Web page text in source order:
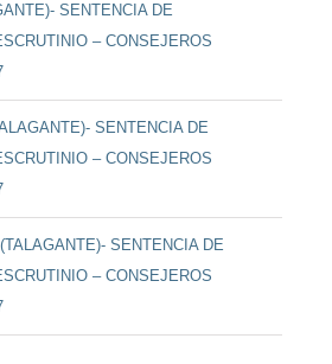
SENTENCIA DE
– CONSEJEROS
SENTENCIA DE
– CONSEJEROS
SENTENCIA DE
– CONSEJEROS